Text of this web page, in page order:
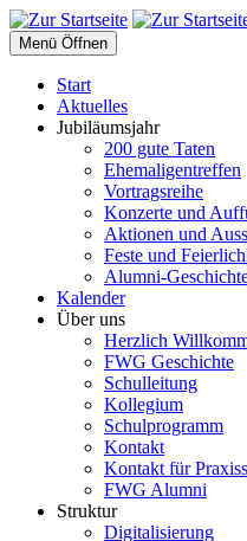
Menü Öffnen
Start
Aktuelles
Jubiläumsjahr
200 gute Taten
Ehemaligentreffen
Vortragsreihe
Konzerte und
Aktionen und
Feste und
Alumni-
Kalender
Über uns
Herzlich
FWG Geschichte
Schulleitung
Kollegium
Schulprogramm
Kontakt
Kontakt für
FWG Alumni
Struktur
Digitalisierung